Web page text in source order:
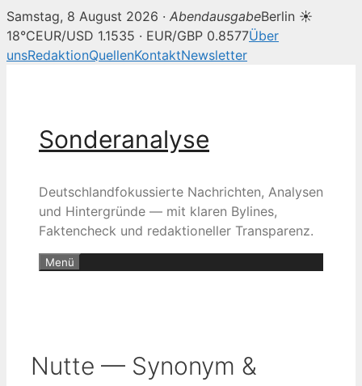
Samstag, 8 August 2026 · AbendausgabeBerlin ☀
18°CEUR/USD 1.1535 · EUR/GBP 0.8577Über
unsRedaktionQuellenKontaktNewsletter
Sonderanalyse
Deutschlandfokussierte Nachrichten, Analysen
und Hintergründe — mit klaren Bylines,
Faktencheck und redaktioneller Transparenz.
Menü
Nutte — Synonym &